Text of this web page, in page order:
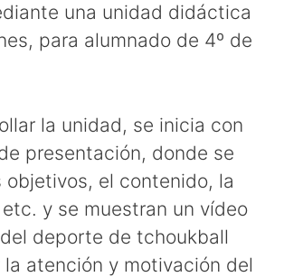
una unidad didáctica
para alumnado de 4º de
la unidad, se inicia con
presentación, donde se
objetivos, el contenido, la
y se muestran un vídeo
deporte de tchoukball
atención y motivación del